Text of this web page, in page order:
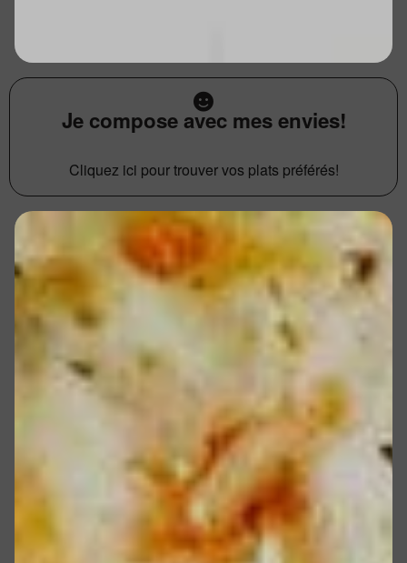
Je compose avec mes envies!
Cliquez ici pour trouver vos plats préférés!